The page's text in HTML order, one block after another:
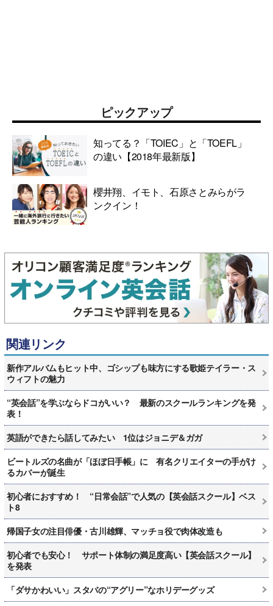
ピックアップ
知ってる？「TOIEC」と「TOEFL」
の違い【2018年最新版】
櫻井翔、イモト、石原さとみらがラ
ンクイン！
関連リンク
新作アルバムもヒット中、ゴシップも味方にする歌姫テイラー・ス
ウィフトの魅力
“英会話”を学ぶならドコがいい？ 最新のスクールランキングを発
表！
英語ができたら話してみたい 1位はジョニデ＆ガガ
ビートルズの名曲が「ほぼ日手帳」に 有名クリエイターの手がけ
るカバーが誕生
初心者におすすめ！ “日常会話”で人気の【英会話スクール】ベス
ト8
帰国子女の注目俳優・古川雄輝、マッチョ役で肉体改造も
初心者でも安心！ サポート体制の満足度高い【英会話スクール】
を発表
「ダサかわいい」スタバの“アグリー”なホリデーグッズ